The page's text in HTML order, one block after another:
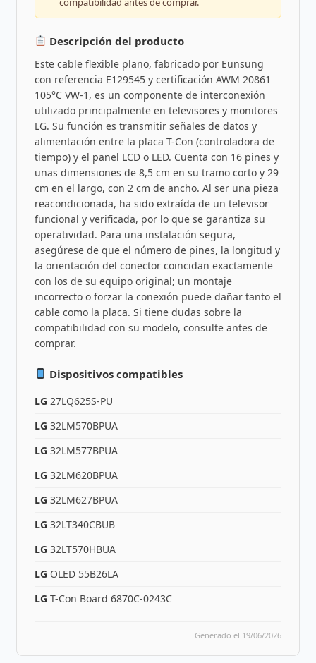
Descripción del producto
Este cable flexible plano, fabricado por Eunsung
con referencia E129545 y certificación AWM 20861
105°C VW-1, es un componente de interconexión
utilizado principalmente en televisores y monitores
LG. Su función es transmitir señales de datos y
alimentación entre la placa T-Con (controladora de
tiempo) y el panel LCD o LED. Cuenta con 16 pines y
unas dimensiones de 8,5 cm en su tramo corto y 29
cm en el largo, con 2 cm de ancho. Al ser una pieza
reacondicionada, ha sido extraída de un televisor
funcional y verificada, por lo que se garantiza su
operatividad. Para una instalación segura,
asegúrese de que el número de pines, la longitud y
la orientación del conector coincidan exactamente
con los de su equipo original; un montaje
incorrecto o forzar la conexión puede dañar tanto el
cable como la placa. Si tiene dudas sobre la
compatibilidad con su modelo, consulte antes de
comprar.
Dispositivos compatibles
LG 27LQ625S-PU
LG 32LM570BPUA
LG 32LM577BPUA
LG 32LM620BPUA
LG 32LM627BPUA
LG 32LT340CBUB
LG 32LT570HBUA
LG OLED 55B26LA
LG T-Con Board 6870C-0243C
Generado el 19/06/2026